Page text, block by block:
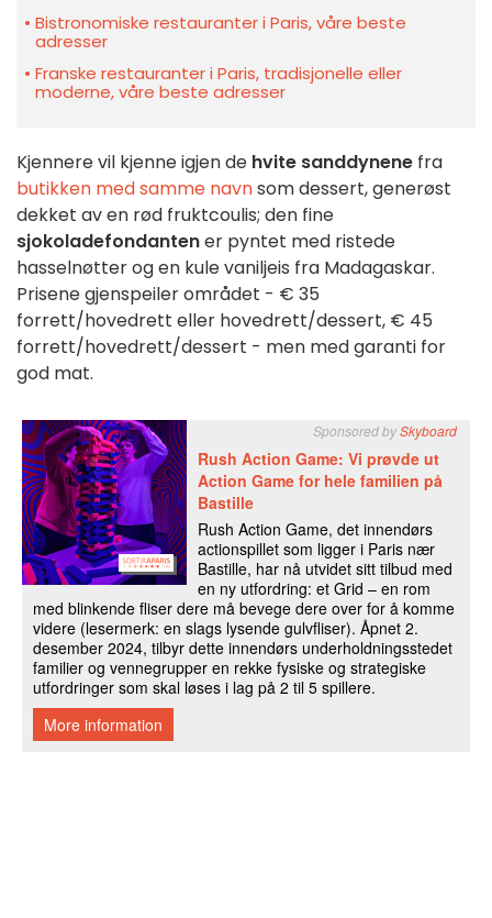
Bistronomiske restauranter i Paris, våre beste
adresser
Franske restauranter i Paris, tradisjonelle eller
moderne, våre beste adresser
Kjennere vil kjenne igjen de hvite sanddynene fra
butikken med samme navnsom dessert, generøst
dekket av en rød fruktcoulis; den fine
sjokoladefondantener pyntet med ristede
hasselnøtter og en kule vaniljeis fra Madagaskar.
Prisene gjenspeiler området - € 35
forrett/hovedrett eller hovedrett/dessert, € 45
forrett/hovedrett/dessert - men med garanti for
god mat.